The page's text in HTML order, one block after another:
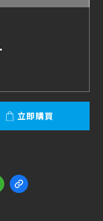
立即購買